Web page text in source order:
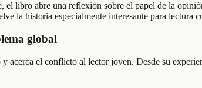
el libro abre una reflexión sobre el papel de la
la historia especialmente interesante para lectura
global
acerca el conflicto al lector joven. Desde su